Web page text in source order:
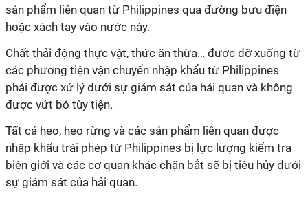
sản phẩm liên quan từ Philippines qua đường bưu điện
hoặc xách tay vào nước này.
Chất thải động thực vật, thức ăn thừa… được dỡ xuống từ
các phương tiện vận chuyển nhập khẩu từ Philippines
phải được xử lý dưới sự giám sát của hải quan và không
được vứt bỏ tùy tiện.
Tất cả heo, heo rừng và các sản phẩm liên quan được
nhập khẩu trái phép từ Philippines bị lực lượng kiểm tra
biên giới và các cơ quan khác chặn bắt sẽ bị tiêu hủy dưới
sự giám sát của hải quan.